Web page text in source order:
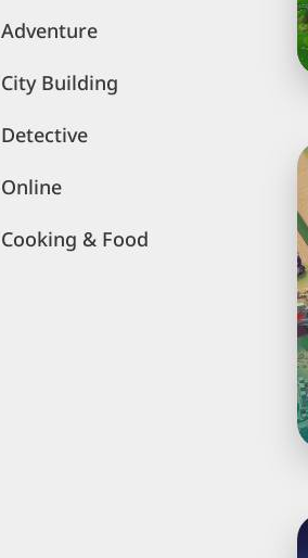
Adventure
City Building
Detective
Online
Cooking & Food